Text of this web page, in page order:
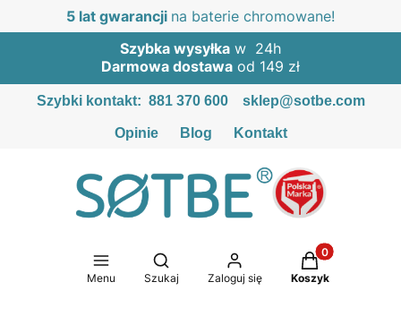
5 lat gwarancji na baterie chromowane!
Szybka wysyłka w 24h
Darmowa dostawa od 149 zł
Szybki kontakt: 881 370 600 sklep@sotbe.com
Opinie Blog Kontakt
Menu
Otwórz wyszukiwarkę
Szukaj Zaloguj się
Produkty w
Koszyk